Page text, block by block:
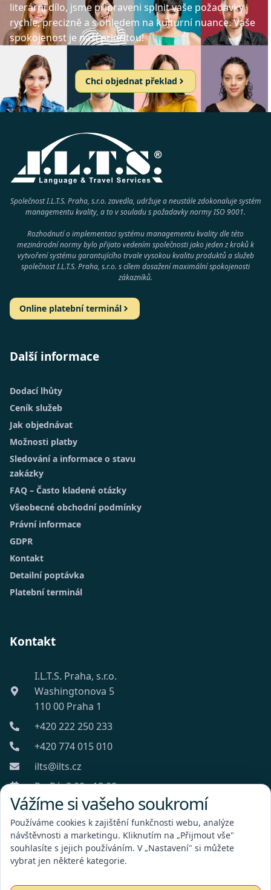
literární dílo, jsme připraveni splnit vaše požadavky
rychle, precizně a s ohledem na kulturní nuance. Vaše
spokojenost je naší prioritou!
Chci objednat překlad
Společnost I.L.T.S. Praha, s.r.o. zavedla, udržuje a neustále zdokonaluje systém
managementu kvality, a to v souladu s požadavky normyISO 9001.
Rozhodnutí o implementaci systému managementu kvality dle této
mezinárodní normy bylo přijato vedením společnosti jako jeden z kroků k
vytvoření systému garantujícího trvale vysokou kvalitu produktů a služeb
společnostI.L.T.S. Praha, s.r.o. s cílem dosažení maximální spokojenosti
zákazníků.
Online platební terminál
Další informace
Dodací lhůty
Ceník služeb
Jak objednávat
Možnosti platby
Sledování a informace o stavu
zakázky
FAQ – Často kladené otázky
Všeobecné obchodní podmínky
Právní informace
GDPR
Kontakt
Detailní poptávka
Platební terminál
Kontakt
I.L.T.S. Praha, s.r.o.
Washingtonova 5
110 00 Praha 1
+420 222 250 233
+420 774 015 010
ilts@ilts.cz
Po-Pá: 8:00 - 18:00
Vážíme si vašeho soukromí
Používáme cookies k zajištění funkčnosti webu, analýze
návštěvnosti a marketingu. Kliknutím na „Přijmout vše"
souhlasíte s jejich používáním. V „Nastavení" si můžete
vybrat jen některé kategorie.